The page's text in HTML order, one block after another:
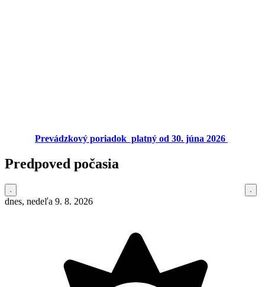
Prevádzkový poriadok platný od 30. júna 2026
Predpoved počasia
dnes, nedeľa 9. 8. 2026